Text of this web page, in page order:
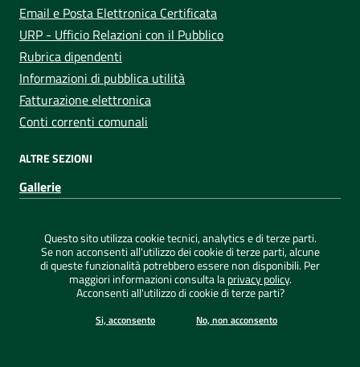
Email e Posta Elettronica Certificata
URP - Ufficio Relazioni con il Pubblico
Rubrica dipendenti
Informazioni di pubblica utilità
Fatturazione elettronica
Conti correnti comunali
ALTRE SEZIONI
Gallerie
Sezione Link Utili
Credits | Mappa del sito | ConsulMedia
2026 Comune di Capoterra - Tutti i diritti riservati
Questo sito utilizza cookie tecnici, analytics e di terze parti.
Se non acconsenti all'utilizzo dei cookie di terze parti, alcune
di queste funzionalità potrebbero essere non disponibili. Per
maggiori informazioni consulta laprivacy policy.
Acconsenti all'utilizzo di cookie di terze parti?
Si, acconsento No, non acconsento